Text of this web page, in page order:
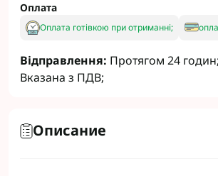
Оплата
Оплата готівкою при отриманні;
Відправлення: Протягом 24
Вказана з ПДВ;
Описание